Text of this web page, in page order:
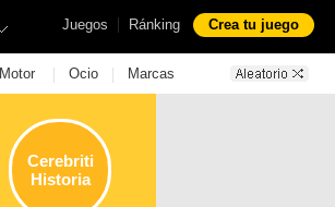
Juegos | Ránking Crea tu juego
Motor | Ocio | Marcas
Cerebriti
Historia